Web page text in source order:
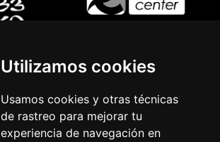
Utilizamos cookies
Usamos cookies y otras técnicas
de rastreo para mejorar tu
experiencia de navegación en